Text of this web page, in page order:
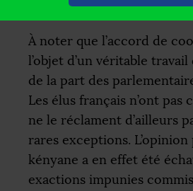
exercices conjoints avec
À noter que l’accord de
l’objet d’un véritable travail
de la part des
Les élus français n’ont pas
ne le réclament d’ailleurs
rares exceptions.
kényane a en effet été
exactions impunies